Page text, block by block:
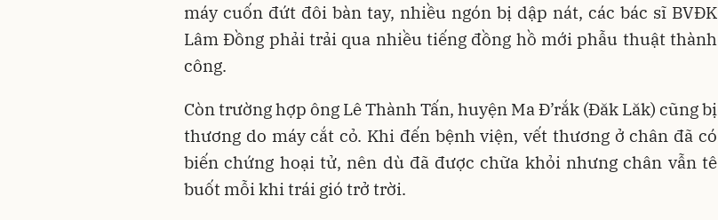
máy cuốn đứt đôi bàn tay, nhiều ngón bị dập nát, các bác sĩ BVĐK
Lâm Đồng phải trải qua nhiều tiếng đồng hồ mới phẫu thuật thành
công.
Còn trường hợp ông Lê Thành Tấn, huyện Ma Đ’rắk (Đăk Lăk) cũng bị
thương do máy cắt cỏ. Khi đến bệnh viện, vết thương ở chân đã có
biến chứng hoại tử, nên dù đã được chữa khỏi nhưng chân vẫn tê
buốt mỗi khi trái gió trở trời.